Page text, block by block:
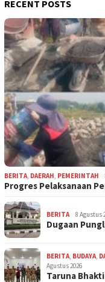
RECENT POSTS
BERITA DAERAH PEMERINTAH
Progres Pelaksanaan
BERITA 8 Agustus
Dugaan
BERITA BUDAYA
Agustus 2026
Taruna